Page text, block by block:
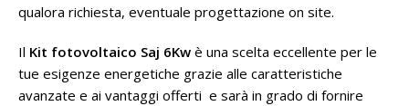
qualora richiesta, eventuale progettazione on site.
Il Kit fotovoltaico Saj 6Kw è una scelta eccellente per le
tue esigenze energetiche grazie alle caratteristiche
avanzate e ai vantaggi offerti e sarà in grado di fornire